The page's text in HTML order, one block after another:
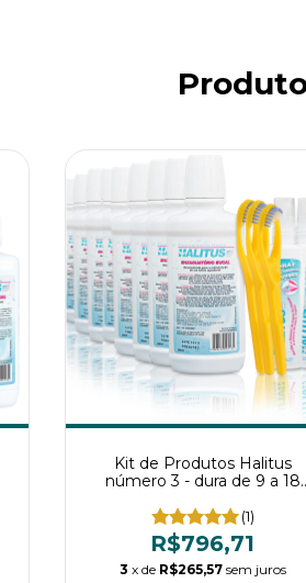
Kit de Produtos Halitus
número 3 - dura de 9 a 18
(1)
R$796,71
3 x de R$265,57 sem juros